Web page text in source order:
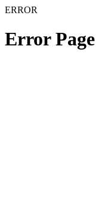
ERROR
Error Page